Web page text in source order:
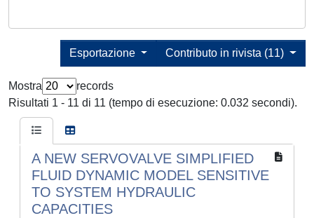
Contributo in rivista (11)
Esportazione
Mostra
records
Risultati 1 - 11 di 11 (tempo di esecuzione: 0.032 secondi).
A NEW SERVOVALVE SIMPLIFIED
FLUID DYNAMIC MODEL SENSITIVE
TO SYSTEM HYDRAULIC
CAPACITIES